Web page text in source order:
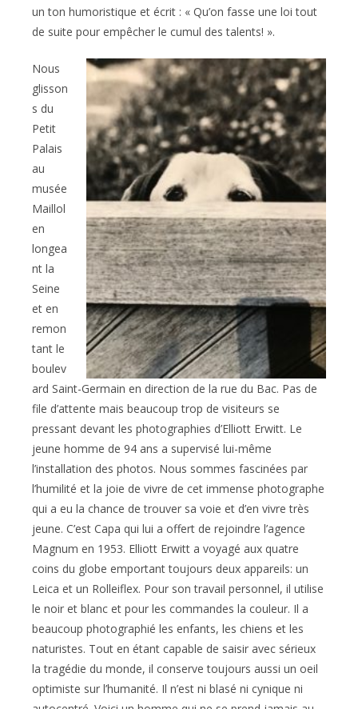
un ton humoristique et écrit : « Qu’on fasse une loi tout
de suite pour empêcher le cumul des talents! ».
Nous
glisson
s du
Petit
Palais
au
musée
Maillol
en
longea
nt la
Seine
et en
remon
tant le
boulev
ard Saint-Germain en direction de la rue du Bac. Pas de
file d’attente mais beaucoup trop de visiteurs se
pressant devant les photographies d’Elliott Erwitt. Le
jeune homme de 94 ans a supervisé lui-même
l’installation des photos. Nous sommes fascinées par
l’humilité et la joie de vivre de cet immense photographe
qui a eu la chance de trouver sa voie et d’en vivre très
jeune. C’est Capa qui lui a offert de rejoindre l’agence
Magnum en 1953. Elliott Erwitt a voyagé aux quatre
coins du globe emportant toujours deux appareils: un
Leica et un Rolleiflex. Pour son travail personnel, il utilise
le noir et blanc et pour les commandes la couleur. Il a
beaucoup photographié les enfants, les chiens et les
naturistes. Tout en étant capable de saisir avec sérieux
la tragédie du monde, il conserve toujours aussi un oeil
optimiste sur l’humanité. Il n’est ni blasé ni cynique ni